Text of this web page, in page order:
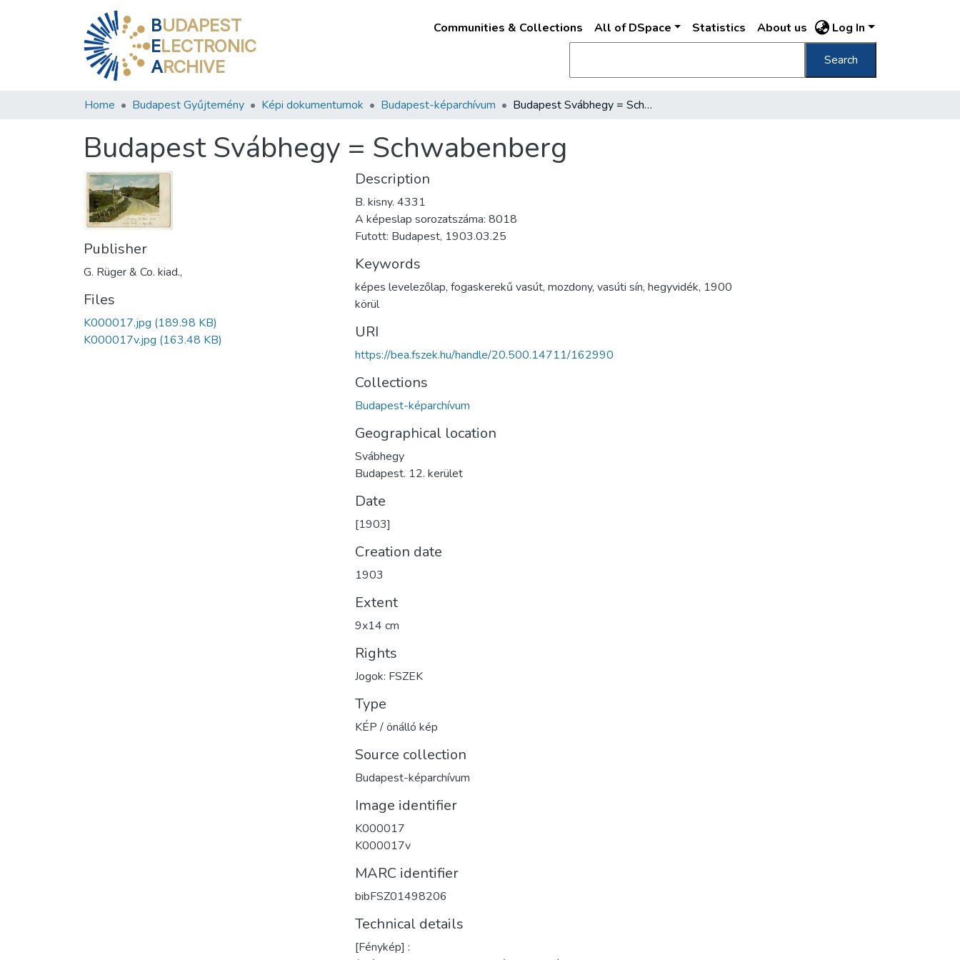
BUDAPEST
ELECTRONIC
ARCHIVE
Communities & Collections All of DSpace Statistics About us Log In
Search
Home Budapest Gyűjtemény Képi dokumentumok Budapest-képarchívum Budapest Svábhegy = Schwabenberg
Budapest Svábhegy = Schwabenberg
Publisher
G. Rüger & Co. kiad.,
Files
K000017.jpg (189.98 KB)
K000017v.jpg (163.48 KB)
Description
B. kisny. 4331
A képeslap sorozatszáma: 8018
Futott: Budapest, 1903.03.25
Keywords
képes levelezőlap, fogaskerekű vasút, mozdony, vasúti sín, hegyvidék, 1900
körül
URI
https://bea.fszek.hu/handle/20.500.14711/162990
Collections
Budapest-képarchívum
Geographical location
Svábhegy
Budapest. 12. kerület
Date
[1903]
Creation date
1903
Extent
9x14 cm
Rights
Jogok: FSZEK
Type
KÉP / önálló kép
Source collection
Budapest-képarchívum
Image identifier
K000017
K000017v
MARC identifier
bibFSZ01498206
Technical details
[Fénykép] :